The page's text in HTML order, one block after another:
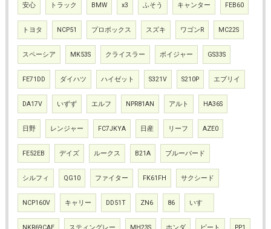
安心 トラック BMW x3 ふそう キャンター FEB60
トヨタ NCP51 プロボックス スズキ ワゴンR MC22S
スペーシア MK53S クライスラー ボイジャー GS33S
FE71DD ダイハツ ハイゼット S321V S210P エブリイ
DA17V いずず エルフ NPR81AN アルト HA36S
日野 レンジャー FC7JKYA 日産 リーフ AZE0
FE52EB デイズ ルークス B21A ブルーバード
シルフィ QG10 ファイター FK61FH サクシード
NCP160V キャリー DD51T ZN6 86 いすゞ
NKR69CAE スティングレー MH23S ホンダ ビート PP1